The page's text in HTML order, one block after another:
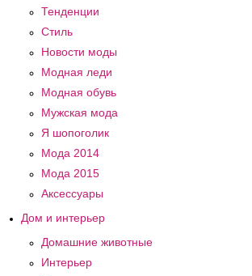
Тенденции
Стиль
Новости моды
Модная леди
Модная обувь
Мужская мода
Я шопоголик
Мода 2014
Мода 2015
Аксессуары
Дом и интерьер
Домашние животные
Интерьер